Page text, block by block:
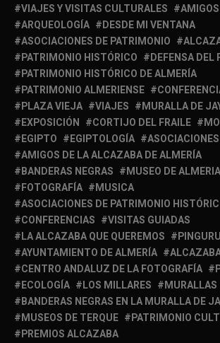
VIAJES Y VISITAS CULTURALES
ARQUEOLOGÍA
DESDE MI VENTANA
ASOCIACIONES DE PATRIMONIO
PATRIMONIO HISTÓRICO
DEFENSA DEL
PATRIMONIO HISTÓRICO DE ALMERÍA
PATRIMONIO ALMERIENSE
PLAZA VIEJA
VIAJES
MURALLA DE
EXPOSICIÓN
CORTIJO DEL FRAILE
EGIPTO
EGIPTOLOGÍA
ASOCIACIONES
AMIGOS DE LA ALCAZABA DE ALMERÍA
BANDERAS NEGRAS
MUSEO DE ALMERIA
FOTOGRAFÍA
MUSICA
ASOCIACIONES DE PATRIMONIO
CONFERENCIAS
VISITAS GUIADAS
LA ALCAZABA QUE QUEREMOS
AYUNTAMIENTO DE ALMERÍA
CENTRO ANDALUZ DE LA FOTOGRAFÍA
ECOLOGÍA
LOS MILLARES MURALLAS
BANDERAS NEGRAS EN LA MURALLA DE
MUSEOS DE TERQUE
PATRIMONIO
PREMIOS ALCAZABA